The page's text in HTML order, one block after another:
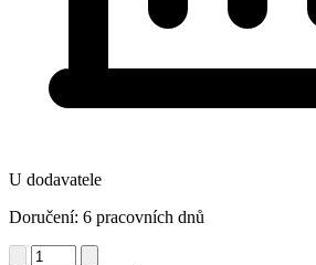
U dodavatele
Doručení: 6 pracovních dnů